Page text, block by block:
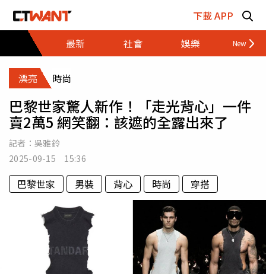
下載 APP
最新
社會 娛樂 財經
漂亮 時尚
巴黎世家驚人新作！「走光背心」一件
賣2萬5 網笑翻：該遮的全露出來了
記者： 吳雅鈴
2025-09-15 15:36
巴黎世家 男裝 背心 時尚 穿搭